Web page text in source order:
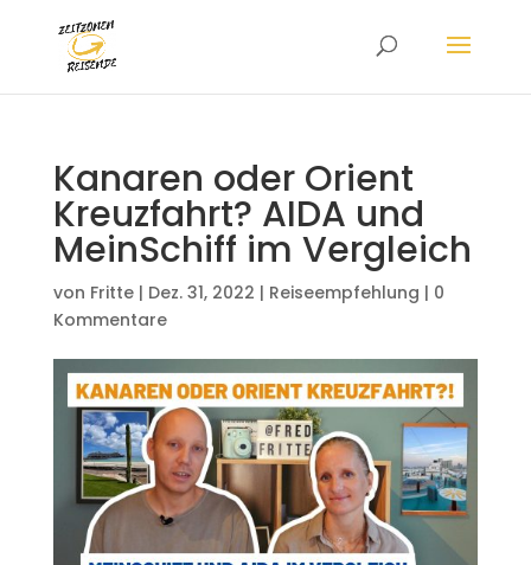
Kanaren oder Orient
Kreuzfahrt? AIDA und
MeinSchiff im Vergleich
von Fritte| Dez. 31, 2022 | Reiseempfehlung | 0
Kommentare